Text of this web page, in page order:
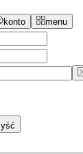
konto menu